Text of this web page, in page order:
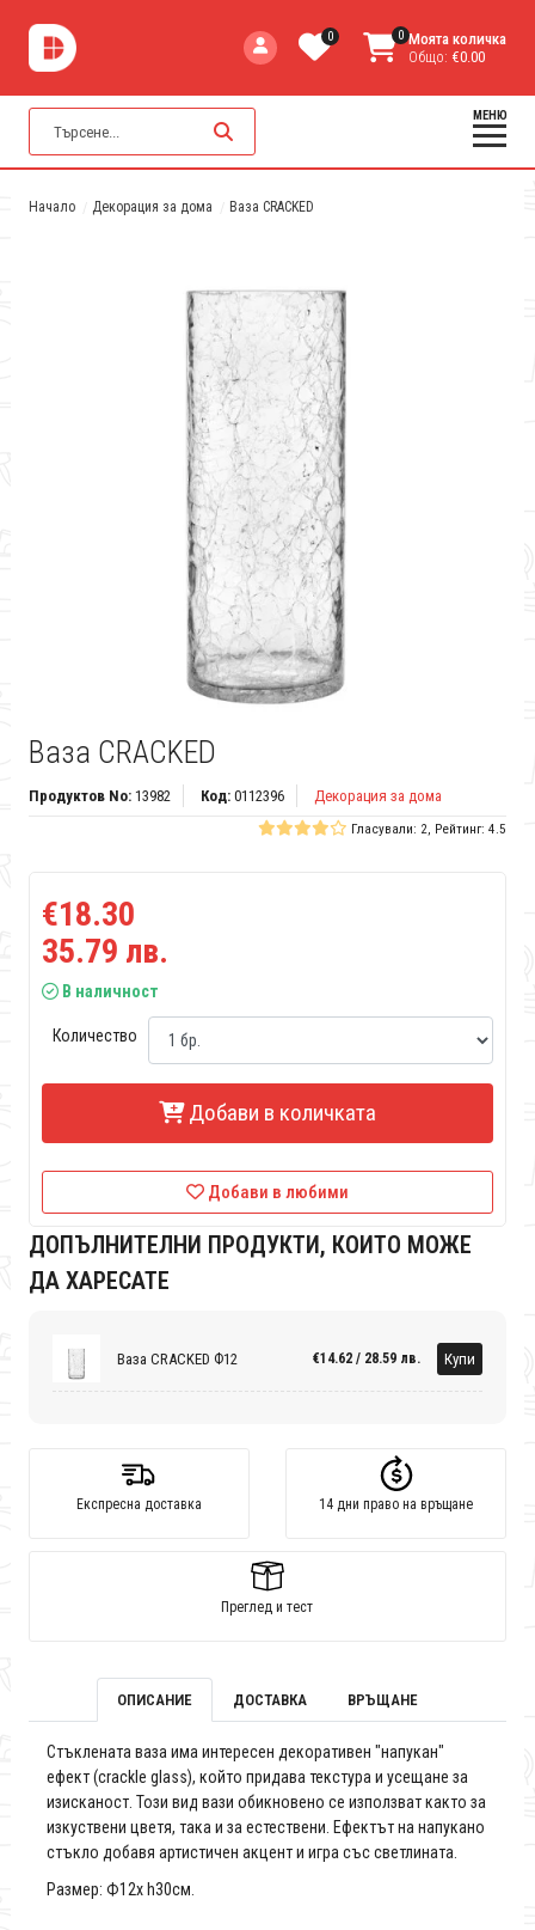
0 0 Моята количка
Общо: €0.00
МЕНЮ
Начало Декорация за дома Ваза CRACKED
Ваза CRACKED
Продуктов No:13982 Код:0112396 Декорация за дома
Гласували: 2, Рейтинг: 4.5
€18.30
35.79 лв.
В наличност
Количество
Добави в количката
Добави в любими
ДОПЪЛНИТЕЛНИ ПРОДУКТИ, КОИТО МОЖЕ
ДА ХАРЕСАТЕ
Ваза CRACKED Ф12 €14.62 / 28.59 лв. Купи
Експресна доставка 14 дни право на връщане
Преглед и тест
ОПИСАНИЕ ДОСТАВКА ВРЪЩАНЕ
Стъклената ваза има интересен декоративен "напукан"
ефект (crackle glass), който придава текстура и усещане за
изисканост. Този вид вази обикновено се използват както за
изкуствени цветя, така и за естествени. Ефектът на напукано
стъкло добавя артистичен акцент и игра със светлината.
Размер: Ф12х h30см.